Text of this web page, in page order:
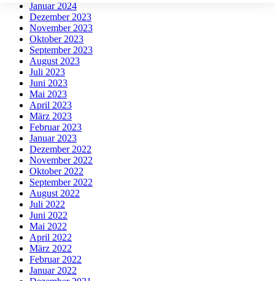
Januar 2024
Dezember 2023
November 2023
Oktober 2023
September 2023
August 2023
Juli 2023
Juni 2023
Mai 2023
April 2023
März 2023
Februar 2023
Januar 2023
Dezember 2022
November 2022
Oktober 2022
September 2022
August 2022
Juli 2022
Juni 2022
Mai 2022
April 2022
März 2022
Februar 2022
Januar 2022